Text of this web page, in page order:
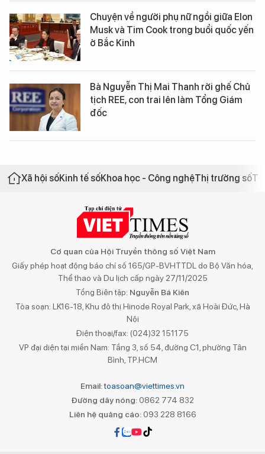
Chuyện về người phụ nữ ngồi giữa Elon
Musk và Tim Cook trong buổi quốc yến
ở Bắc Kinh
Bà Nguyễn Thị Mai Thanh rời ghế Chủ
tịch REE, con trai lên làm Tổng Giám
đốc
Xã hội sốKinh tế sốKhoa học - Công nghệThị trường số
Cơ quan của Hội Truyền thông số Việt Nam
Giấy phép hoạt động báo chí số 165/GP-BVHTTDL do Bộ Văn hóa,
Thể thao và Du lịch cấp ngày 27/11/2025
Tổng Biên tập: Nguyễn Bá Kiên
Tòa soạn: LK16-18, Khu đô thị Hinode Royal Park, xã Hoài Đức, Hà
Nội
Điện thoại/fax: (024)32 151175
VP đại diện tại miền Nam: Tầng 3, số 54, đường C1, phường Tân
Bình, TP.HCM
Email:toasoan@viettimes.vn
Đường dây nóng: 0862 774 832
Liên hệ quảng cáo:093 228 8166